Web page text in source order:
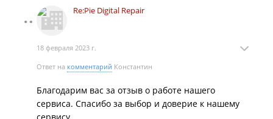
Re:Pie Digital Repair
18 февраля 2023 г.
Ответ на комментарий Константин
Благодарим вас за отзыв о работе нашего
сервиса. Спасибо за выбор и доверие к нашему